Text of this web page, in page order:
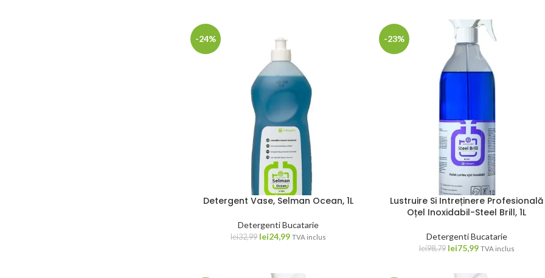
-24%
Detergent Vase, Selman Ocean, 1L
Detergenti Bucatarie
lei32,99 lei24,99 TVA inclus
-23%
Lustruire Si Intreținere Profesională
Oțel Inoxidabil-Steel Brill, 1L
Detergenti Bucatarie
lei98,79 lei75,99 TVA inclus